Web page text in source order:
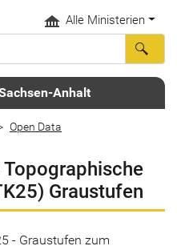
Alle Ministerien
Anhalt
Open Data
Graustufen
- Graustufen zum